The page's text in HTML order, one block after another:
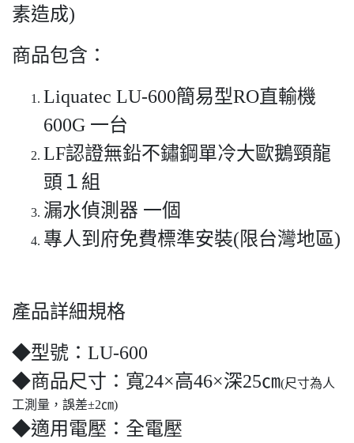
素造成)
商品包含：
Liquatec LU-600簡易型RO直輸機
600G 一台
LF認證無鉛不鏽鋼單冷大歐鵝頸龍
頭１組
漏水偵測器 一個
專人到府免費標準安裝(限台灣地區)
產品詳細規格
◆型號：LU-600
◆商品尺寸：寬24×高46×深25㎝(尺寸為人
工測量，誤差±2㎝)
◆適用電壓：全電壓